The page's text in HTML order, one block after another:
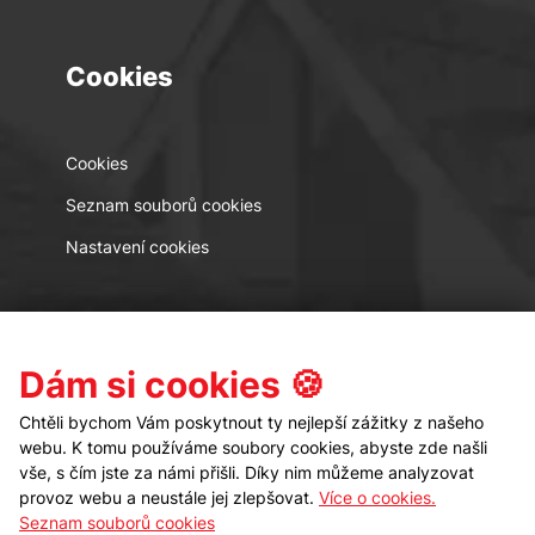
Cookies
Cookies
Seznam souborů cookies
Nastavení cookies
Kontakt Sledujte nás
Dám si cookies 🍪
Chtěli bychom Vám poskytnout ty nejlepší zážitky z našeho
webu. K tomu používáme soubory cookies, abyste zde našli
vše, s čím jste za námi přišli. Díky nim můžeme analyzovat
provoz webu a neustále jej zlepšovat. Více o cookies.
Seznam souborů cookies